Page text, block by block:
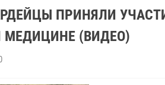
ПРИНЯЛИ
МЕДИЦИНЕ (ВИДЕО)